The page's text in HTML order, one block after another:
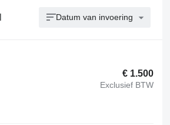
Datum van invoering
€ 1.500
Exclusief BTW